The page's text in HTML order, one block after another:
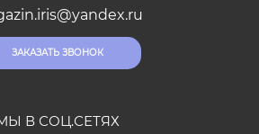
ЗАКАЗАТЬ ЗВОНОК
В СОЦ.СЕТЯХ